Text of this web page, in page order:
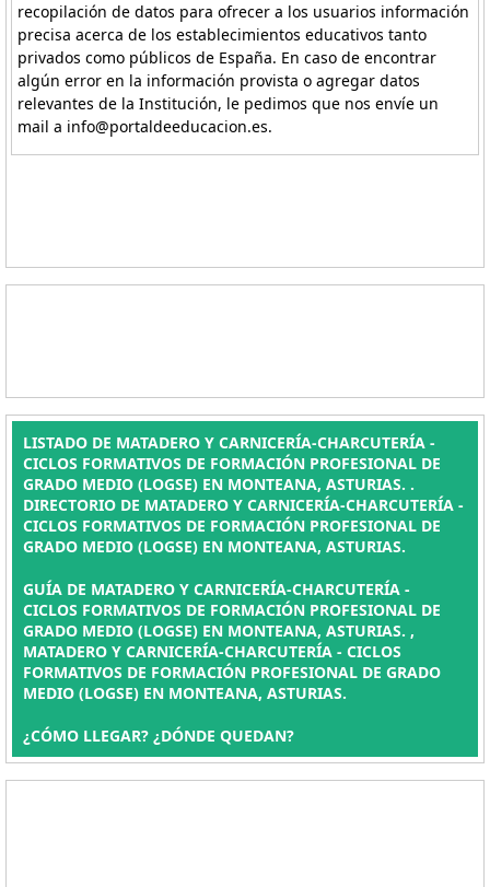
recopilación de datos para ofrecer a los usuarios información
precisa acerca de los establecimientos educativos tanto
privados como públicos de España. En caso de encontrar
algún error en la información provista o agregar datos
relevantes de la Institución, le pedimos que nos envíe un
mail a info@portaldeeducacion.es.
LISTADO DE MATADERO Y CARNICERÍA-CHARCUTERÍA -
CICLOS FORMATIVOS DE FORMACIÓN PROFESIONAL DE
GRADO MEDIO (LOGSE) EN MONTEANA, ASTURIAS. .
DIRECTORIO DE MATADERO Y CARNICERÍA-CHARCUTERÍA -
CICLOS FORMATIVOS DE FORMACIÓN PROFESIONAL DE
GRADO MEDIO (LOGSE) EN MONTEANA, ASTURIAS.
GUÍA DE MATADERO Y CARNICERÍA-CHARCUTERÍA -
CICLOS FORMATIVOS DE FORMACIÓN PROFESIONAL DE
GRADO MEDIO (LOGSE) EN MONTEANA, ASTURIAS. ,
MATADERO Y CARNICERÍA-CHARCUTERÍA - CICLOS
FORMATIVOS DE FORMACIÓN PROFESIONAL DE GRADO
MEDIO (LOGSE) EN MONTEANA, ASTURIAS.
¿CÓMO LLEGAR? ¿DÓNDE QUEDAN?